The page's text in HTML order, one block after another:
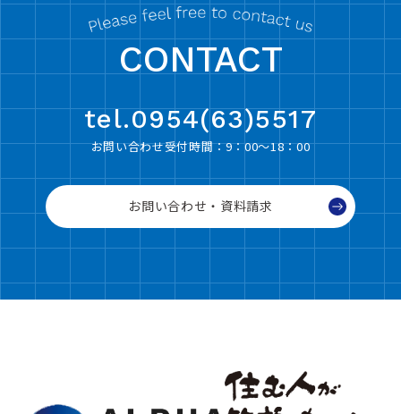
CONTACT
tel.0954(63)5517
お問い合わせ受付時間：9：00〜18：00
お問い合わせ・資料請求